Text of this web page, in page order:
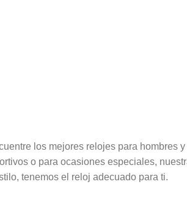
los mejores relojes para hombres
o para ocasiones especiales,
tenemos el reloj adecuado para ti.